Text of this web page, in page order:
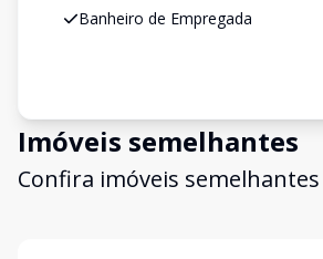
Banheiro de Empregada
Imóveis semelhantes
Confira imóveis semelhantes